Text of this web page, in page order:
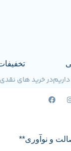
در خرید های
و نوآوری**